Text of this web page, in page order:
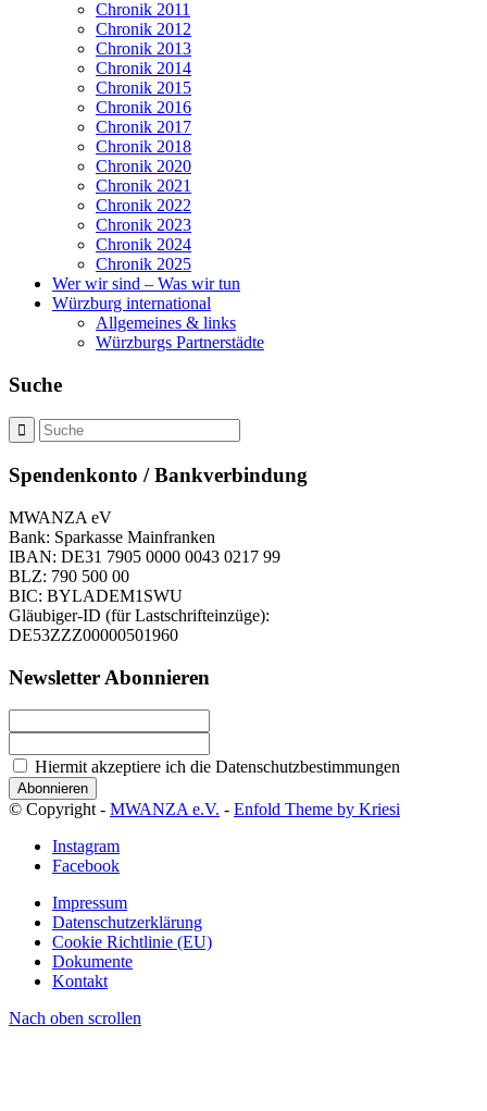
Chronik 2011
Chronik 2012
Chronik 2013
Chronik 2014
Chronik 2015
Chronik 2016
Chronik 2017
Chronik 2018
Chronik 2020
Chronik 2021
Chronik 2022
Chronik 2023
Chronik 2024
Chronik 2025
Wer wir sind – Was wir tun
Würzburg international
Allgemeines & links
Würzburgs Partnerstädte
Suche
Spendenkonto / Bankverbindung
MWANZA eV
Bank: Sparkasse Mainfranken
IBAN: DE31 7905 0000 0043 0217 99
BLZ: 790 500 00
BIC: BYLADEM1SWU
Gläubiger-ID (für Lastschrifteinzüge):
DE53ZZZ00000501960
Newsletter Abonnieren
Hiermit akzeptiere ich die Datenschutzbestimmungen
© Copyright - MWANZA e.V. - Enfold Theme by Kriesi
Instagram
Facebook
Impressum
Datenschutzerklärung
Cookie Richtlinie (EU)
Dokumente
Kontakt
Nach oben scrollen